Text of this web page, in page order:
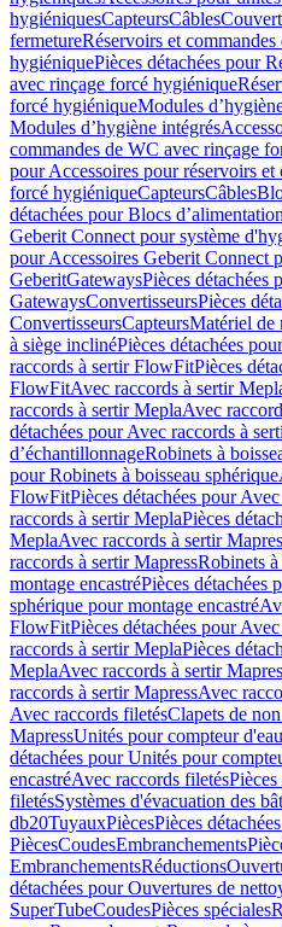
hygiéniquesCapteursCâbles
fermetureRéservoirs et
hygiéniquePièces détachées pour
avec rinçage forcé hygiénique
forcé hygiéniqueModules
Modules d’hygiène intégrés
commandes de WC avec rinçage
pour Accessoires pour réservoirs
forcé hygiéniqueCapteursCâbles
détachées pour Blocs d’alimentation
Geberit Connect pour système
pour Accessoires Geberit Connect
GeberitGatewaysPièces détachées
GatewaysConvertisseursPièces
ConvertisseursCapteursMatériel de
à siège inclinéPièces détachées
raccords à sertir FlowFitPièces
FlowFitAvec raccords à sertir
raccords à sertir MeplaAvec
détachées pour Avec raccords à
d’échantillonnageRobinets à
pour Robinets à boisseau sphérique
FlowFitPièces détachées pour
raccords à sertir MeplaPièces
MeplaAvec raccords à sertir
raccords à sertir MapressRobinets
montage encastréPièces détachées
sphérique pour montage encastré
FlowFitPièces détachées pour
raccords à sertir MeplaPièces
MeplaAvec raccords à sertir
raccords à sertir MapressAvec
Avec raccords filetésClapets de
MapressUnités pour compteur
détachées pour Unités pour
encastréAvec raccords filetés
filetésSystèmes d'évacuation des
db20TuyauxPiècesPièces
PiècesCoudesEmbranchements
EmbranchementsRéductions
détachées pour Ouvertures de
SuperTubeCoudesPièces spéciales